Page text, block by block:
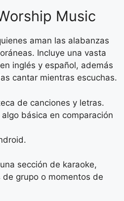
Music
aman las alabanzas
Incluye una vasta
inglés y español, además
cantar mientras escuchas.
de canciones y letras.
básica en comparación
sección de karaoke,
grupo o momentos de